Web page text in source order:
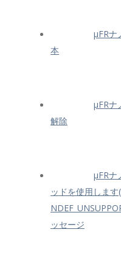
μFRナ
本
μFRナ
解除
μFRナ
ッドを使用しま
ッセージ